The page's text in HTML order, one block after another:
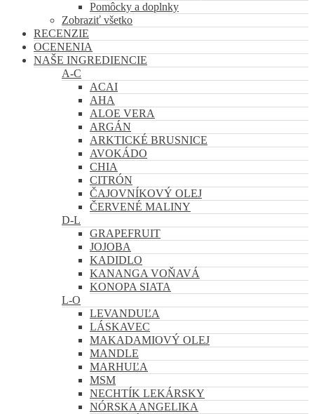
Pomôcky a doplnky
Zobraziť všetko
RECENZIE
OCENENIA
NAŠE INGREDIENCIE
A-C
ACAI
AHA
ALOE VERA
ARGÁN
ARKTICKÉ BRUSNICE
AVOKÁDO
CHIA
CITRÓN
ČAJOVNÍKOVÝ OLEJ
ČERVENÉ MALINY
D-L
GRAPEFRUIT
JOJOBA
KADIDLO
KANANGA VOŇAVÁ
KONOPA SIATA
L-O
LEVANDUĽA
LÁSKAVEC
MAKADAMIOVÝ OLEJ
MANDLE
MARHUĽA
MSM
NECHTÍK LEKÁRSKY
NÓRSKA ANGELIKA